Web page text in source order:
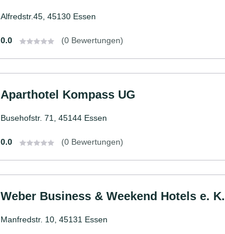
Alfredstr.45, 45130 Essen
0.0 (0 Bewertungen)
Aparthotel Kompass UG
Busehofstr. 71, 45144 Essen
0.0 (0 Bewertungen)
Weber Business & Weekend Hotels e. K.
Manfredstr. 10, 45131 Essen